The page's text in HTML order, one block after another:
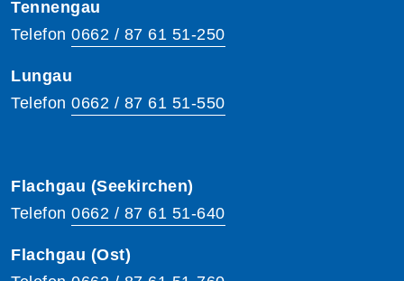
Tennengau
Telefon 0662 / 87 61 51-250
Lungau
Telefon 0662 / 87 61 51-550
Flachgau (Seekirchen)
Telefon 0662 / 87 61 51-640
Flachgau (Ost)